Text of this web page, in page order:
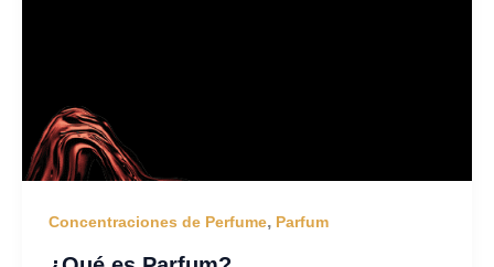
Concentraciones de Perfume, Parfum